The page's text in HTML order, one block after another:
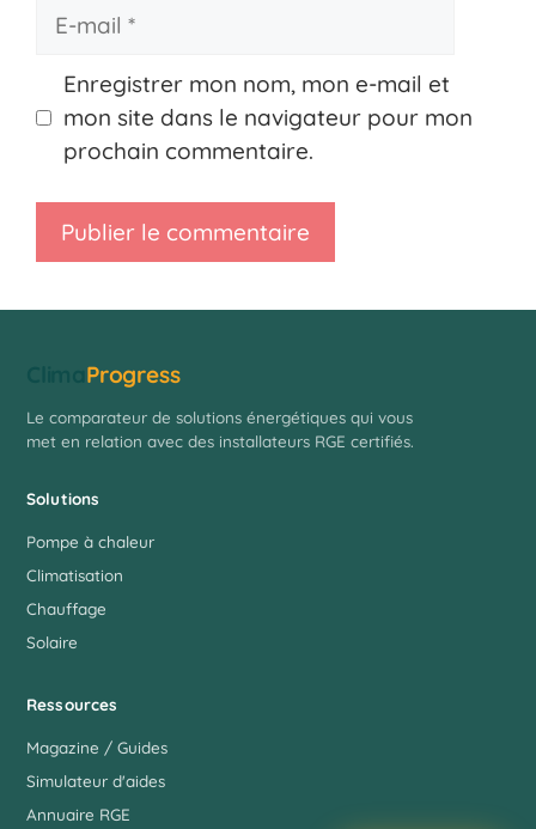
Enregistrer mon nom, mon e-mail et
mon site dans le navigateur pour mon
prochain commentaire.
Progress
Le comparateur de solutions énergétiques qui vous
met en relation avec des installateurs RGE certifiés.
Solutions
Pompe à chaleur
Climatisation
Chauffage
Solaire
Ressources
Magazine / Guides
Simulateur d'aides
Annuaire RGE